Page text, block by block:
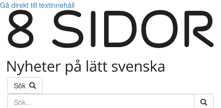
Gå direkt till textinnehåll
Sök
Söktext